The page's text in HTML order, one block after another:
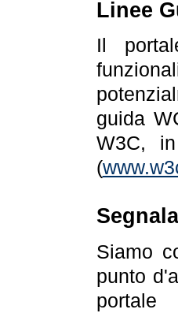
Linee
Il
guida
W3C,
(
Siamo
punto
portale